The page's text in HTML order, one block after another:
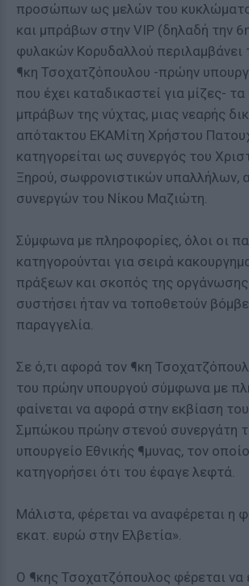
προσώπων ως μελών του
και μπράβων στην VIP (δηλαδή την
φυλακών Κορυδαλλού περιλαμβάνει
¶κη Τσοχατζόπουλου -πρώην
που έχει καταδικαστεί για μίζες-
μπράβων της νύχτας, μιας νεαρής
απότακτου ΕΚΑΜίτη Χρήστου
κατηγορείται ως συνεργός του
Ξηρού, σωφρονιστικών υπαλλήλων,
συνεργών του Νίκου Μαζιώτη.
Σύμφωνα με πληροφορίες, όλοι οι
κατηγορούνται για σειρά
πράξεων και σκοπός της οργάνωσης
συστήσει ήταν να τοποθετούν
παραγγελία.
Σε ό,τι αφορά τον ¶κη
του πρώην υπουργού σύμφωνα με
φαίνεται να αφορά στην εκβίαση του
Σμπώκου πρώην στενού συνεργάτη
υπουργείο Εθνικής ¶μυνας, τον
κατηγορήσει ότι του έφαγε λεφτά.
Μάλιστα, φέρεται να αναφέρεται η
εκατ. ευρώ στην Ελβετία».
Ο ¶κης Τσοχατζόπουλος φέρεται να